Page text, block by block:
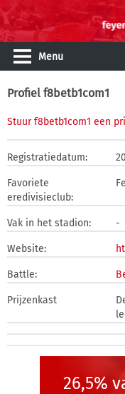
Menu
Profiel f8betb1com1
Stuur f8betb1com1 een
Registratiedatum:
Favoriete
eredivisieclub:
Vak in het stadion: -
Website:
Battle:
Prijzenkast
26,5%